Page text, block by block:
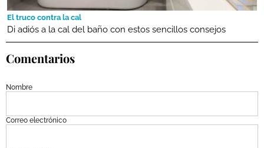
El truco contra la cal
Di adiós a la cal del baño con estos sencillos consejos
Comentarios
Nombre
Correo electrónico